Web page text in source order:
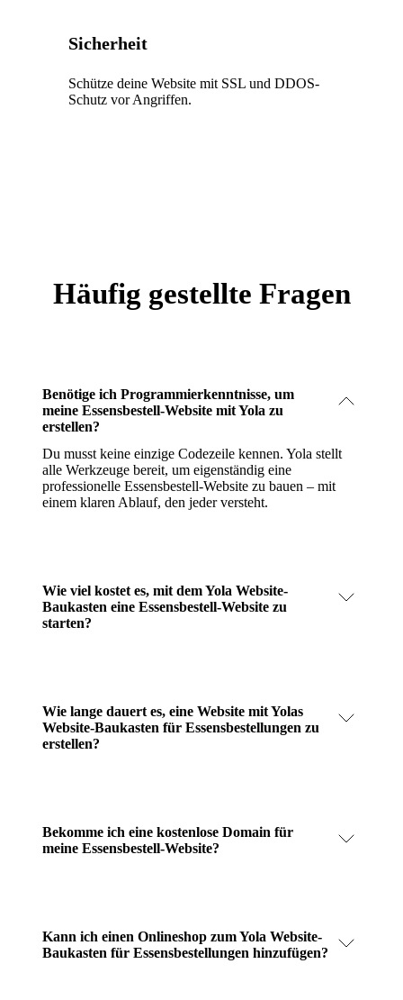
Sicherheit
Schütze deine Website mit SSL und DDOS-
Schutz vor Angriffen.
Häufig gestellte Fragen
Benötige ich Programmierkenntnisse, um
meine Essensbestell-Website mit Yola zu
erstellen?
Du musst keine einzige Codezeile kennen. Yola stellt
alle Werkzeuge bereit, um eigenständig eine
professionelle Essensbestell-Website zu bauen – mit
einem klaren Ablauf, den jeder versteht.
Wie viel kostet es, mit dem Yola Website-
Baukasten eine Essensbestell-Website zu
starten?
Wie lange dauert es, eine Website mit Yolas
Website-Baukasten für Essensbestellungen zu
erstellen?
Bekomme ich eine kostenlose Domain für
meine Essensbestell-Website?
Kann ich einen Onlineshop zum Yola Website-
Baukasten für Essensbestellungen hinzufügen?